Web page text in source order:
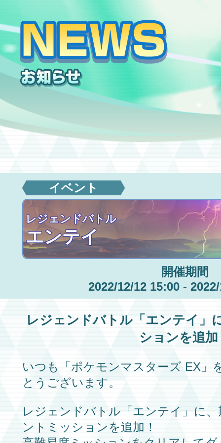
イベント
レジェンドバトル
エンテイ
開催期間
2022/12/12 15:00 -
レジェンドバトル「エンテイ」
ションを追加
いつも 「ポケモンマスターズ EX」
とうございます。
レジェンドバトル 「エンテイ」に、
ントミッションを追加！